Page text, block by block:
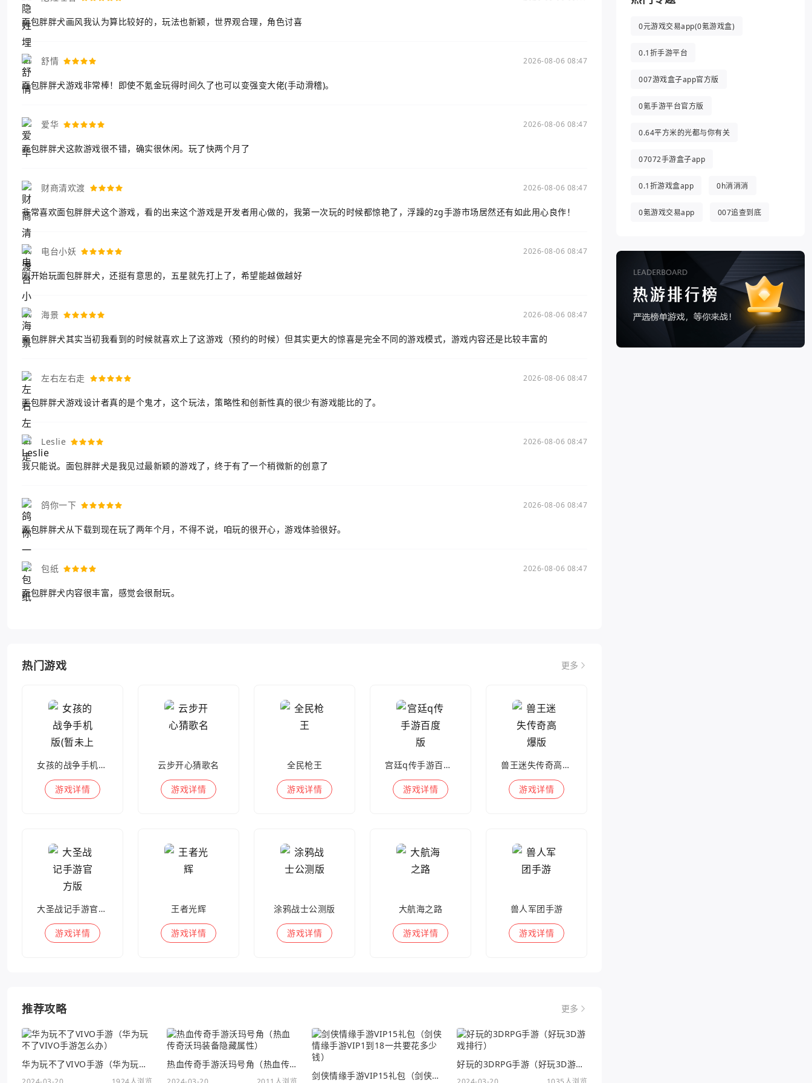
面包胖胖犬画风我认为算比较好的，玩法也新颖，世界观合理，角色讨喜
舒情 2026-08-06 08:47
面包胖胖犬游戏非常棒！即使不氪金玩得时间久了也可以变强变大佬(手动滑稽)。
爱华 2026-08-06 08:47
面包胖胖犬这款游戏很不错，确实很休闲。玩了快两个月了
财商清欢渡 2026-08-06 08:47
非常喜欢面包胖胖犬这个游戏，看的出来这个游戏是开发者用心做的，我第一次玩的时候都惊艳了，浮躁的zg手游市场居然还有如此用心良作！
电台小妖 2026-08-06 08:47
刚开始玩面包胖胖犬，还挺有意思的，五星就先打上了，希望能越做越好
海景 2026-08-06 08:47
面包胖胖犬其实当初我看到的时候就喜欢上了这游戏（预约的时候）但其实更大的惊喜是完全不同的游戏模式，游戏内容还是比较丰富的
左右左右走 2026-08-06 08:47
面包胖胖犬游戏设计者真的是个鬼才，这个玩法，策略性和创新性真的很少有游戏能比的了。
Leslie 2026-08-06 08:47
我只能说。面包胖胖犬是我见过最新颖的游戏了，终于有了一个稍微新的创意了
鸽你一下 2026-08-06 08:47
面包胖胖犬从下载到现在玩了两年个月，不得不说，咱玩的很开心，游戏体验很好。
包纸 2026-08-06 08:47
面包胖胖犬内容很丰富，感觉会很耐玩。
热门游戏 更多
女孩的战争手机版(暂未上线)
游戏详情
云步开心猜歌名
游戏详情
全民枪王
游戏详情
宫廷q传手游百度版
游戏详情
兽王迷失传奇高爆版
游戏详情
大圣战记手游官方版
游戏详情
王者光辉
游戏详情
涂鸦战士公测版
游戏详情
大航海之路
游戏详情
兽人军团手游
游戏详情
推荐攻略 更多
华为玩不了VIVO手游（华为玩不了VIVO手游怎么办） 热血传奇手游沃玛号角（热血传奇沃玛装备隐藏属性）
剑侠情缘手游VIP15礼包（剑侠情缘手游VIP1到18一共要花多少钱）
好玩的3DRPG手游（好玩3D游戏排行）
0元游戏交易app(0氪游戏盒)
0.1折手游平台
007游戏盒子app官方版
0氪手游平台官方版
0.64平方米的光都与你有关
07072手游盒子app
0.1折游戏盒app 0h消消消
0氪游戏交易app 007追查到底